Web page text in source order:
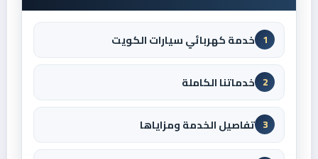
1 خدمة كهربائي سيارات الكويت
2 خدماتنا الكاملة
3 تفاصيل الخدمة ومزاياها